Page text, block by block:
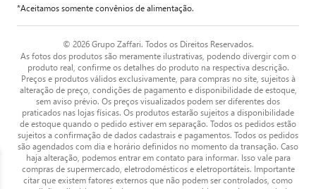
*Aceitamos somente convênios de alimentação.
© 2026 Grupo Zaffari. Todos os Direitos Reservados.
As fotos dos produtos são meramente ilustrativas, podendo divergir com o
produto real, confirme os detalhes do produto na respectiva descrição.
Preços e produtos válidos exclusivamente, para compras no site, sujeitos à
alteração de preço, condições de pagamento e disponibilidade de estoque,
sem aviso prévio. Os preços visualizados podem ser diferentes dos
praticados nas lojas físicas. Os produtos estarão sujeitos a disponibilidade
de estoque quando o pedido estiver em separação. Todos os pedidos estão
sujeitos a confirmação de dados cadastrais e pagamentos. Todos os pedidos
são agendados com dia e horário definidos no momento da transação. Caso
haja alteração, podemos entrar em contato para informar. Isso vale para
compras de supermercado, eletrodomésticos e eletroportáteis. Importante
citar que existem fatores externos que não podem ser controlados, como